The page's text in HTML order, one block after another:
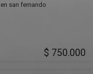
san fernando
$ 750.000